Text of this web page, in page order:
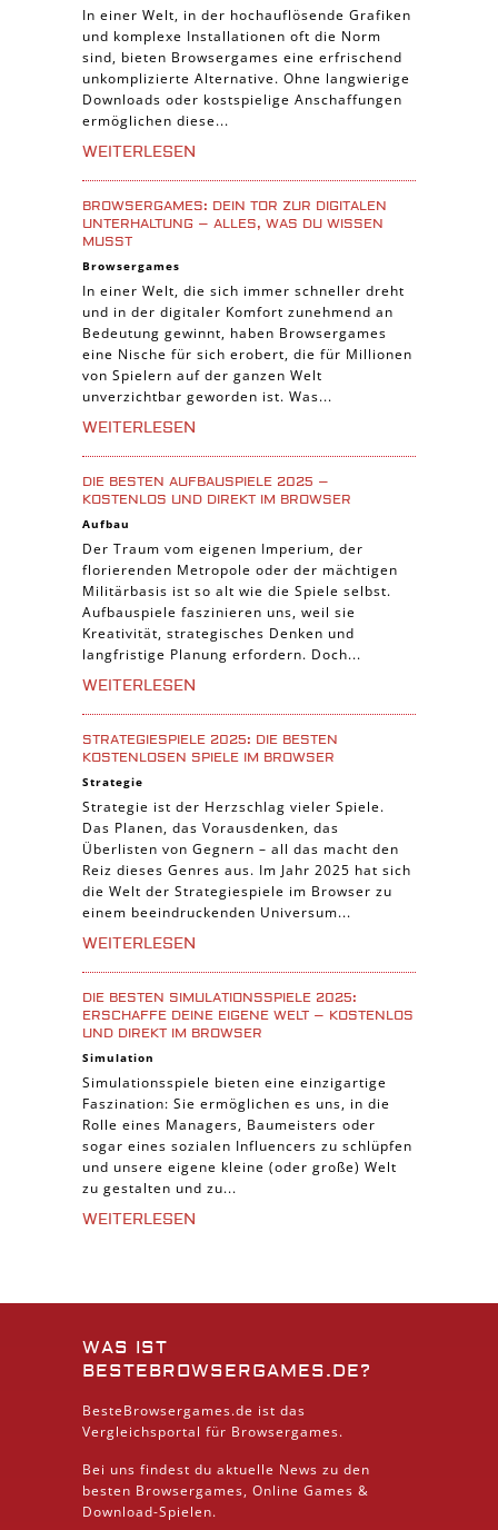
Piraten Spiele
Sport Spiele
Pferde Spiele
Simulation Spiele
Tier Spiele
Casual Spiele
Abenteuer Spiele
Online Spiele
3-Gewinnt Spiele
Trading Card Spiele
Manager Spiele
In einer Welt, in der hochauflösende Grafiken
und komplexe Installationen oft die Norm
sind, bieten Browsergames eine erfrischend
unkomplizierte Alternative. Ohne langwierige
Downloads oder kostspielige Anschaffungen
ermöglichen diese...
WEITERLESEN
BROWSERGAMES: DEIN TOR ZUR DIGITALEN
UNTERHALTUNG – ALLES, WAS DU WISSEN
MUSST
Browsergames
In einer Welt, die sich immer schneller dreht
und in der digitaler Komfort zunehmend an
Bedeutung gewinnt, haben Browsergames
eine Nische für sich erobert, die für Millionen
von Spielern auf der ganzen Welt
unverzichtbar geworden ist. Was...
WEITERLESEN
DIE BESTEN AUFBAUSPIELE 2025 –
KOSTENLOS UND DIREKT IM BROWSER
Aufbau
Der Traum vom eigenen Imperium, der
florierenden Metropole oder der mächtigen
Militärbasis ist so alt wie die Spiele selbst.
Aufbauspiele faszinieren uns, weil sie
Kreativität, strategisches Denken und
langfristige Planung erfordern. Doch...
WEITERLESEN
STRATEGIESPIELE 2025: DIE BESTEN
KOSTENLOSEN SPIELE IM BROWSER
Strategie
Strategie ist der Herzschlag vieler Spiele.
Das Planen, das Vorausdenken, das
Überlisten von Gegnern – all das macht den
Reiz dieses Genres aus. Im Jahr 2025 hat sich
die Welt der Strategiespiele im Browser zu
einem beeindruckenden Universum...
WEITERLESEN
DIE BESTEN SIMULATIONSSPIELE 2025:
ERSCHAFFE DEINE EIGENE WELT – KOSTENLOS
UND DIREKT IM BROWSER
Simulation
Simulationsspiele bieten eine einzigartige
Faszination: Sie ermöglichen es uns, in die
Rolle eines Managers, Baumeisters oder
sogar eines sozialen Influencers zu schlüpfen
und unsere eigene kleine (oder große) Welt
zu gestalten und zu...
WEITERLESEN
WAS IST
BESTEBROWSERGAMES.DE?
BesteBrowsergames.de ist das
Vergleichsportal für Browsergames.
Bei uns findest du aktuelle News zu den
besten Browsergames, Online Games &
Download-Spielen.